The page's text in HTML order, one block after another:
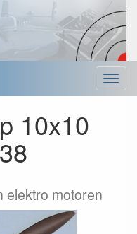
Menu
10x10
elektro motoren